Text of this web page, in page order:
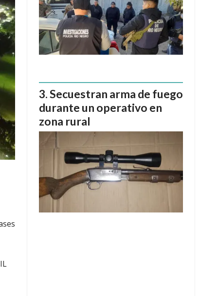
Secuestran arma de fuego
durante un operativo en
zona rural